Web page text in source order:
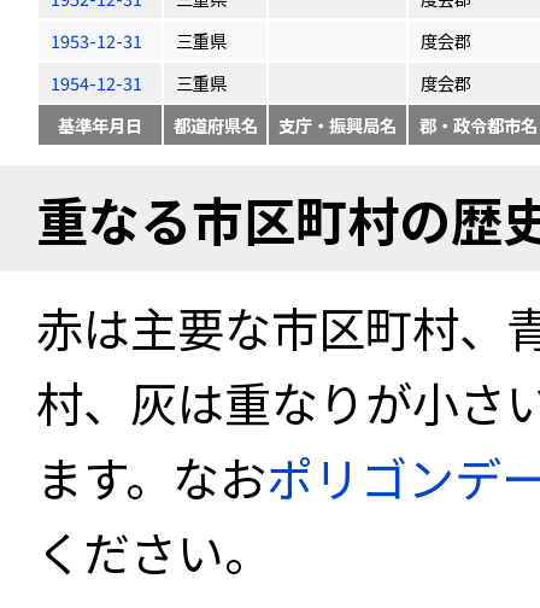
1953-12-31
三重県
度会郡
1954-12-31
三重県
度会郡
基準年月日
都道府県名 支庁・振興局名 郡・政令都市名
重なる市区町村の歴
赤は主要な市区町村、
村、灰は重なりが小さ
ます。なおポリゴンデ
ください。